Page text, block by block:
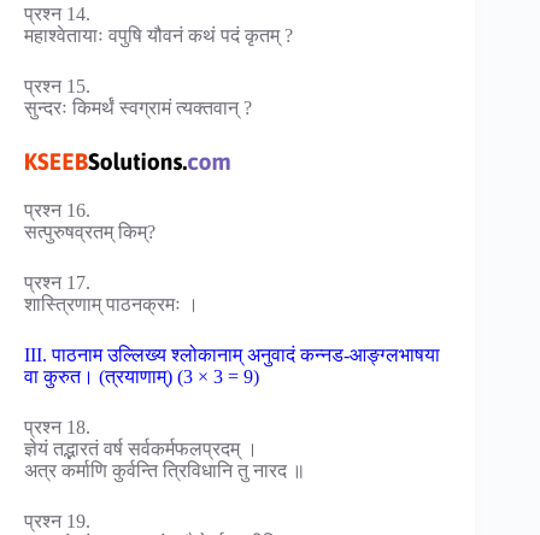
प्रश्न 14.
महाश्वेतायाः वपुषि यौवनं कथं पदं कृतम् ?
प्रश्न 15.
सुन्दरः किमर्थं स्वग्रामं त्यक्तवान् ?
प्रश्न 16.
सत्पुरुषव्रतम् किम्?
प्रश्न 17.
शास्त्रिणाम् पाठनक्रमः ।
III. पाठनाम उल्लिख्य श्लोकानाम् अनुवादं कन्नड-आङ्ग्लभाषया
वा कुरुत। (त्रयाणाम्) (3 × 3 = 9)
प्रश्न 18.
ज्ञेयं तद्भारतं वर्ष सर्वकर्मफलप्रदम् ।
अत्र कर्माणि कुर्वन्ति त्रिविधानि तु नारद ॥
प्रश्न 19.